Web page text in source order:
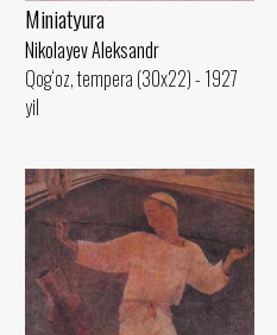
Miniatyura
Nikolayev Aleksandr
Qog‘oz, tempera (30x22) - 1927
yil